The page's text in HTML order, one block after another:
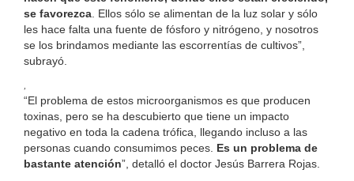
se favorezca. Ellos sólo se alimentan de la luz solar y sólo
les hace falta una fuente de fósforo y nitrógeno, y nosotros
se los brindamos mediante las escorrentías de cultivos”,
subrayó.
,
“El problema de estos microorganismos es que producen
toxinas, pero se ha descubierto que tiene un impacto
negativo en toda la cadena trófica, llegando incluso a las
personas cuando consumimos peces. Es un problema de
bastante atención”, detalló el doctor Jesús Barrera Rojas.